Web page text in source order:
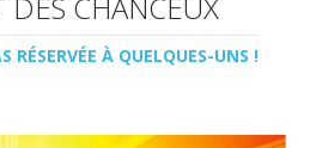
RÉSERVÉE À QUELQUES-UNS !